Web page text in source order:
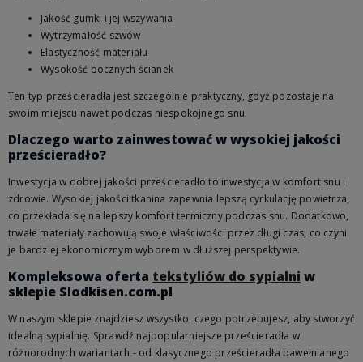
Jakość gumki i jej wszywania
Wytrzymałość szwów
Elastyczność materiału
Wysokość bocznych ścianek
Ten typ prześcieradła jest szczególnie praktyczny, gdyż pozostaje na
swoim miejscu nawet podczas niespokojnego snu.
Dlaczego warto zainwestować w wysokiej jakości
prześcieradło?
Inwestycja w dobrej jakości prześcieradło to inwestycja w komfort snu i
zdrowie. Wysokiej jakości tkanina zapewnia lepszą cyrkulację powietrza,
co przekłada się na lepszy komfort termiczny podczas snu. Dodatkowo,
trwałe materiały zachowują swoje właściwości przez długi czas, co czyni
je bardziej ekonomicznym wyborem w dłuższej perspektywie.
Kompleksowa oferta tekstyliów do sypialni w
sklepie Slodkisen.com.pl
W naszym sklepie znajdziesz wszystko, czego potrzebujesz, aby stworzyć
idealną sypialnię. Sprawdź najpopularniejsze prześcieradła w
różnorodnych wariantach - od klasycznego prześcieradła bawełnianego